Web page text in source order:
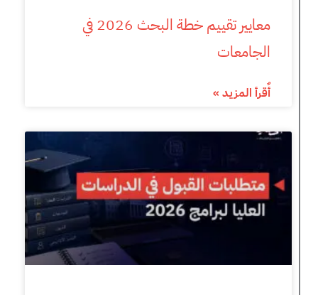
معايير تقييم خطة البحث 2026 في
الجامعات
أٌقرأ المزيد »